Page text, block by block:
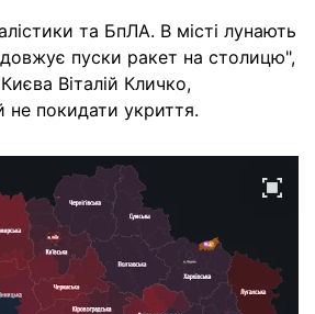
та БпЛА. В місті лунають
пуски ракет на столицю",
Віталій Кличко,
покидати укриття.